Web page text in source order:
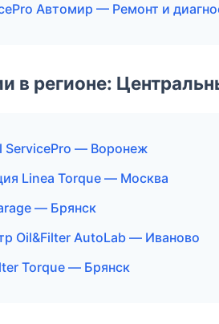
Автомир — Ремонт и
в регионе:
ServicePro — Воронеж
Linea Torque — Москва
— Брянск
Oil&Filter AutoLab — Иваново
Torque — Брянск